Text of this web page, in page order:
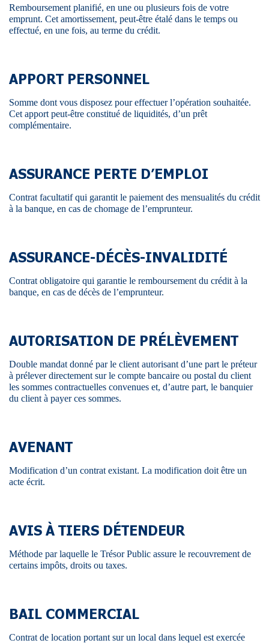
Remboursement planifié, en une ou plusieurs fois de votre
emprunt. Cet amortissement, peut-être étalé dans le temps ou
effectué, en une fois, au terme du crédit.
APPORT PERSONNEL
Somme dont vous disposez pour effectuer l’opération souhaitée.
Cet apport peut-être constitué de liquidités, d’un prêt
complémentaire.
ASSURANCE PERTE D’EMPLOI
Contrat facultatif qui garantit le paiement des mensualités du crédit
à la banque, en cas de chomage de l’emprunteur.
ASSURANCE-DÉCÈS-INVALIDITÉ
Contrat obligatoire qui garantie le remboursement du crédit à la
banque, en cas de décès de l’emprunteur.
AUTORISATION DE PRÉLÈVEMENT
Double mandat donné par le client autorisant d’une part le préteur
à prélever directement sur le compte bancaire ou postal du client
les sommes contractuelles convenues et, d’autre part, le banquier
du client à payer ces sommes.
AVENANT
Modification d’un contrat existant. La modification doit être un
acte écrit.
AVIS À TIERS DÉTENDEUR
Méthode par laquelle le Trésor Public assure le recouvrement de
certains impôts, droits ou taxes.
BAIL COMMERCIAL
Contrat de location portant sur un local dans lequel est exercée